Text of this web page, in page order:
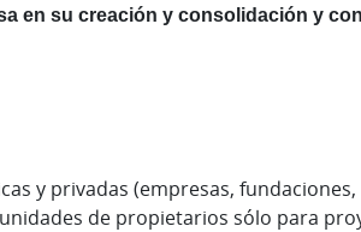
en su creación y consolidación y
y privadas (empresas, fundaciones,
de propietarios sólo para